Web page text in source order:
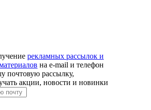
рекламных рассылок и
на e‑mail и телефон
почтовую рассылку,
акции, новости и новинки